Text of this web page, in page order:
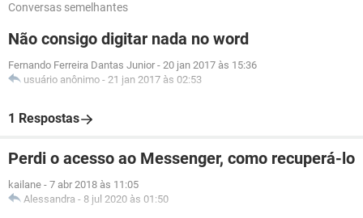
Conversas semelhantes
Não consigo digitar nada no word
Fernando Ferreira Dantas Junior - 20 jan 2017 às 15:36
usuário anônimo - 21 jan 2017 às 02:53
1 Respostas
Perdi o acesso ao Messenger, como recuperá-lo
kailane - 7 abr 2018 às 11:05
Alessandra - 8 jul 2020 às 01:50